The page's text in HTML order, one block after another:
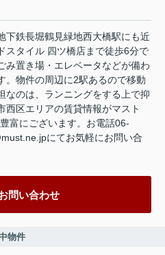
下鉄長堀鶴見緑地西大橋駅にも近
スタイル 四ツ橋店まで徒歩6分で
み置き場・エレベータなどが備わ
。物件の周辺に2駅あるので移動
なのは、ランニングをする上で抑
西区エリアの賃貸情報がマスト
富にございます。お電話06-
にてお気軽にお問い合
問い合わせ
物件